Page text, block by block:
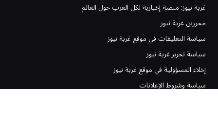
غربة نيوز: منصة إخبارية لكل العرب حول العالم
محررين غربة نيوز
سياسة التعليقات في موقع غربة نيوز
سياسة تحرير غربة نيوز
إخلاء المسؤولية في موقع غربة نيوز
سياسة وشروط الإعلانات